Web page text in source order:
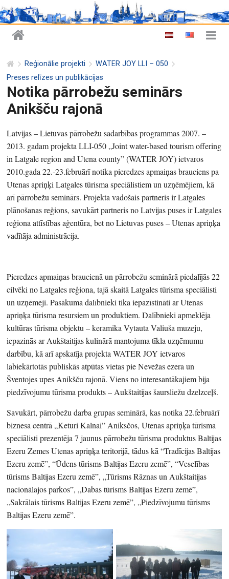
Reģionālie projekti
WATER JOY LLI – 050
Preses relīzes un publikācijas
Notika pārrobežu seminārs
Anikšču rajonā
Latvijas – Lietuvas pārrobežu sadarbības programmas 2007. –
2013. gadam projekta LLI-050 „Joint water-based tourism offering
in Latgale region and Utena county” (WATER JOY) ietvaros
2010.gada 22.-23.februārī notika pieredzes apmaiņas brauciens pa
Utenas apriņķi Latgales tūrisma speciālistiem un uzņēmējiem, kā
arī pārrobežu seminārs. Projekta vadošais partneris ir Latgales
plānošanas reģions, savukārt partneris no Latvijas puses ir Latgales
reģiona attīstības aģentūra, bet no Lietuvas puses – Utenas apriņķa
vadītāja administrācija.
Pieredzes apmaiņas braucienā un pārrobežu seminārā piedalījās 22
cilvēki no Latgales reģiona, tajā skaitā Latgales tūrisma speciālisti
un uzņēmēji. Pasākuma dalībnieki tika iepazīstināti ar Utenas
apriņķa tūrisma resursiem un produktiem. Dalībnieki apmeklēja
kultūras tūrisma objektu – keramika Vytauta Valiuša muzeju,
iepazinās ar Aukštaitijas kulinārā mantojuma tīkla uzņēmumu
darbību, kā arī apskatīja projekta WATER JOY ietvaros
labiekārtotās publiskās atpūtas vietas pie Nevežas ezera un
Šventojes upes Anikšču rajonā. Viens no interesantākajiem bija
piedzīvojumu tūrisma produkts – Aukštaitijas šaursliežu dzelzceļš.
Savukārt, pārrobežu darba grupas seminārā, kas notika 22.februārī
biznesa centrā „Keturi Kalnai” Aniksčos, Utenas apriņķa tūrisma
speciālisti prezentēja 7 jaunus pārrobežu tūrisma produktus Baltijas
Ezeru Zemes Utenas apriņķa teritorijā, tādus kā “Tradīcijas Baltijas
Ezeru zemē”, “Ūdens tūrisms Baltijas Ezeru zemē”, “Veselības
tūrisms Baltijas Ezeru zemē”, „Tūrisms Rāznas un Aukštaitijas
nacionālajos parkos”, „Dabas tūrisms Baltijas Ezeru zemē”,
„Sakrālais tūrisms Baltijas Ezeru zemē”, „Piedzīvojumu tūrisms
Baltijas Ezeru zemē”.